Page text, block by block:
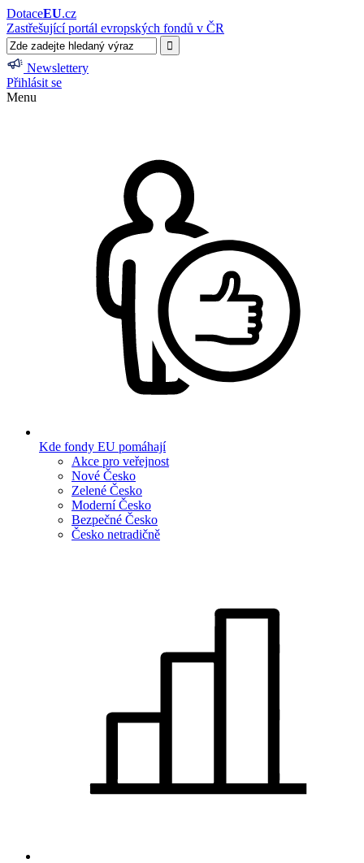
DotaceEU.cz
Zastřešující portál evropských fondů v ČR
Newslettery
Přihlásit se
Menu
Kde fondy EU pomáhají
Akce pro veřejnost
Nové Česko
Zelené Česko
Moderní Česko
Bezpečné Česko
Česko netradičně